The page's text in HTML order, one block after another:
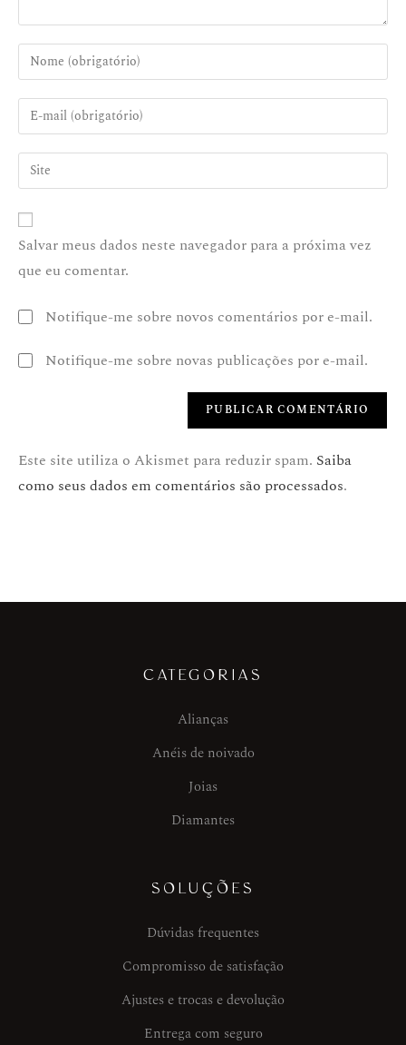
Salvar meus dados neste navegador para a próxima vez
que eu comentar.
Notifique-me sobre novos comentários por e-mail.
Notifique-me sobre novas publicações por e-mail.
Este site utiliza o Akismet para reduzir spam. Saiba
como seus dados em comentários são processados.
CATEGORIAS
Alianças
Anéis de noivado
Joias
Diamantes
SOLUÇÕES
Dúvidas frequentes
Compromisso de satisfação
Ajustes e trocas e devolução
Entrega com seguro